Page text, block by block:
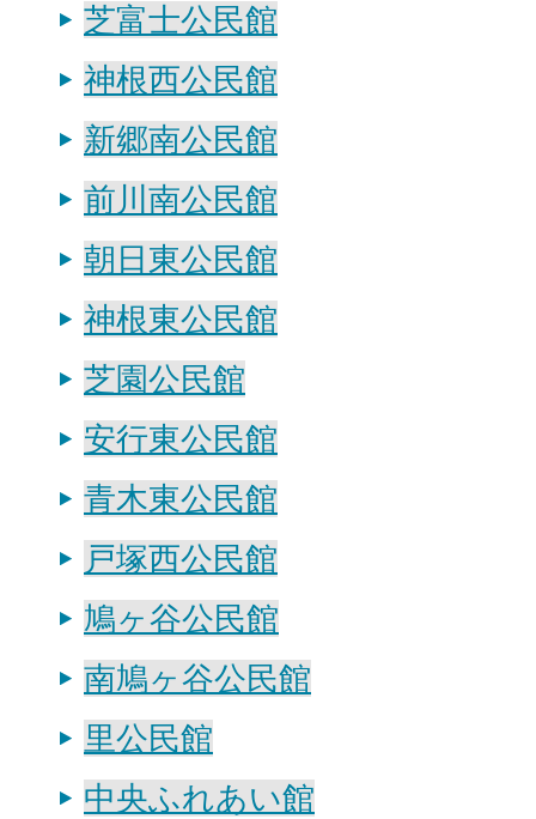
芝富士公民館
神根西公民館
新郷南公民館
前川南公民館
朝日東公民館
神根東公民館
芝園公民館
安行東公民館
青木東公民館
戸塚西公民館
鳩ヶ谷公民館
南鳩ヶ谷公民館
里公民館
中央ふれあい館